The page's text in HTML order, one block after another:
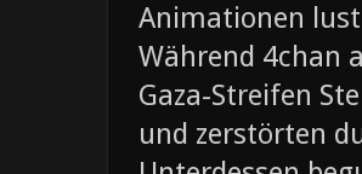
Animationen
Während 4chan
Gaza-Streifen
und zerstörten